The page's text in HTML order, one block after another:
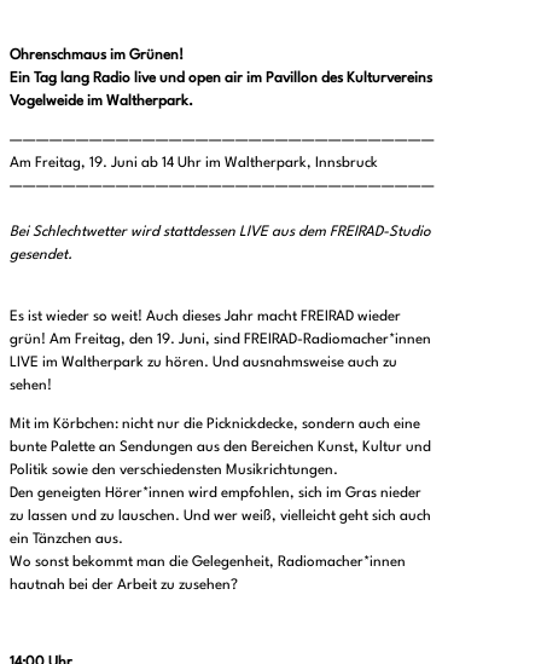
Ohrenschmaus im Grünen!
Ein Tag lang Radio live und open air im Pavillon des Kulturvereins
Vogelweide im Waltherpark.
————————————————————————————————
Am Freitag, 19. Juni ab 14 Uhr im Waltherpark, Innsbruck
————————————————————————————————
Bei Schlechtwetter wird stattdessen LIVE aus dem FREIRAD-Studio
gesendet.
Es ist wieder so weit! Auch dieses Jahr macht FREIRAD wieder
grün! Am Freitag, den 19. Juni, sind FREIRAD-Radiomacher*innen
LIVE im Waltherpark zu hören. Und ausnahmsweise auch zu
sehen!
Mit im Körbchen: nicht nur die Picknickdecke, sondern auch eine
bunte Palette an Sendungen aus den Bereichen Kunst, Kultur und
Politik sowie den verschiedensten Musikrichtungen.
Den geneigten Hörer*innen wird empfohlen, sich im Gras nieder
zu lassen und zu lauschen. Und wer weiß, vielleicht geht sich auch
ein Tänzchen aus.
Wo sonst bekommt man die Gelegenheit, Radiomacher*innen
hautnah bei der Arbeit zu zusehen?